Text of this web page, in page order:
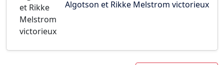
Algotson et Rikke Melstrom victorieux